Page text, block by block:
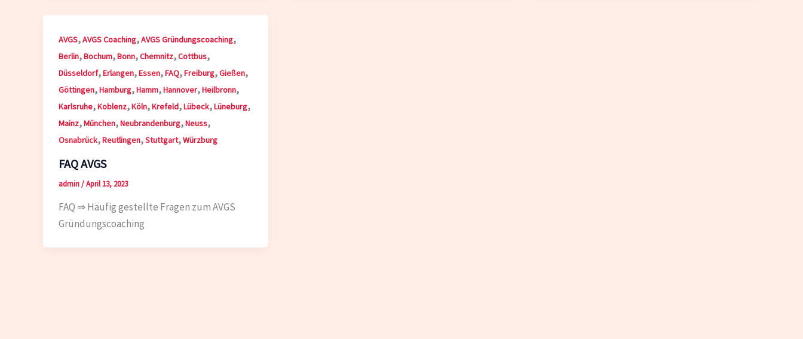
AVGS,AVGS Coaching,AVGS Gründungscoaching,
Berlin,Bochum,Bonn,Chemnitz,Cottbus,
Düsseldorf,Erlangen,Essen,FAQ,Freiburg,Gießen,
Göttingen,Hamburg,Hamm,Hannover,Heilbronn,
Karlsruhe,Koblenz,Köln,Krefeld,Lübeck,Lüneburg,
Mainz,München,Neubrandenburg,Neuss,
Osnabrück,Reutlingen,Stuttgart,Würzburg
FAQ AVGS
admin/April 13, 2023
FAQ ⇒ Häufig gestellte Fragen zum AVGS
Gründungscoaching